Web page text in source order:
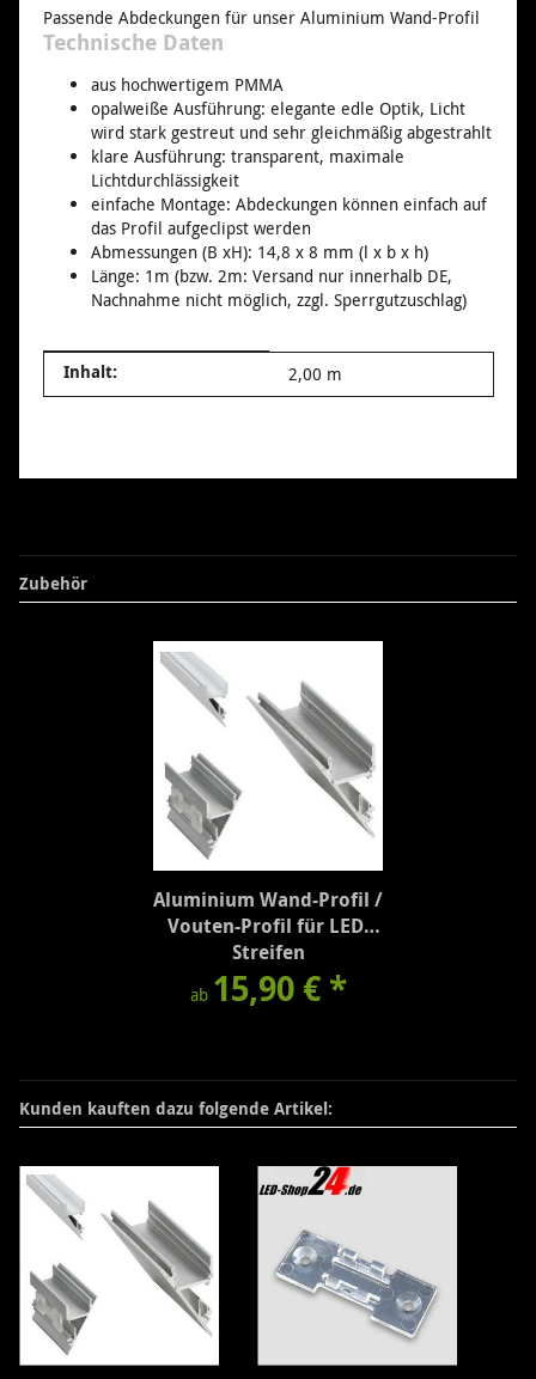
Passende Abdeckungen für unser Aluminium Wand-Profil
Technische Daten
aus hochwertigem PMMA
opalweiße Ausführung: elegante edle Optik, Licht
wird stark gestreut und sehr gleichmäßig abgestrahlt
klare Ausführung: transparent, maximale
Lichtdurchlässigkeit
einfache Montage: Abdeckungen können einfach auf
das Profil aufgeclipst werden
Abmessungen (B xH): 14,8 x 8 mm (l x b x h)
Länge: 1m (bzw. 2m: Versand nur innerhalb DE,
Nachnahme nicht möglich, zzgl. Sperrgutzuschlag)
Produkteigenschaft
Wert
Inhalt: 2,00 m
Zubehör
Aluminium Wand-Profil /
Vouten-Profil für LED-
Streifen
ab 15,90 € *
Kunden kauften dazu folgende Artikel: